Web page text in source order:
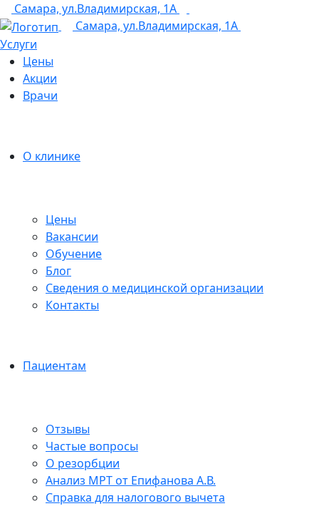
Самара, ул.Владимирская, 1А
Самара, ул.Владимирская, 1А
Услуги
Цены
Акции
Врачи
О клинике
Цены
Вакансии
Обучение
Блог
Сведения о медицинской организации
Контакты
Пациентам
Отзывы
Частые вопросы
О резорбции
Анализ МРТ от Епифанова А.В.
Справка для налогового вычета